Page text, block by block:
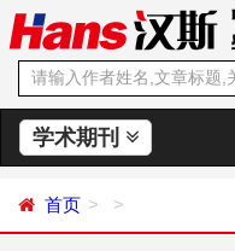
学术期刊
首页